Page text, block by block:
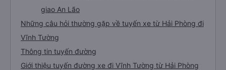
giao An Lão
Những câu hỏi thường gặp về tuyến xe từ Hải Phòng đi
Vĩnh Tường
Thông tin tuyến đường
Giới thiệu tuyến đường xe đi Vĩnh Tường từ Hải Phòng